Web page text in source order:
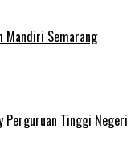
Mandiri Semarang
Perguruan Tinggi Negeri